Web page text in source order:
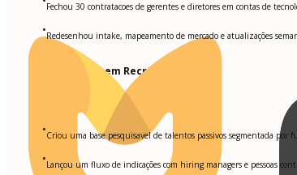
Fechou 30 contratacoes de gerentes e diretores em contas de
•Redesenhou intake, mapeamento de mercado e atualizações
Especialista em Recrutamento
Industry Leader Corp, São Francisco, CA
•Criou uma base pesquisavel de talentos passivos segmentada por
•Lançou um fluxo de indicações com hiring managers e pessoas